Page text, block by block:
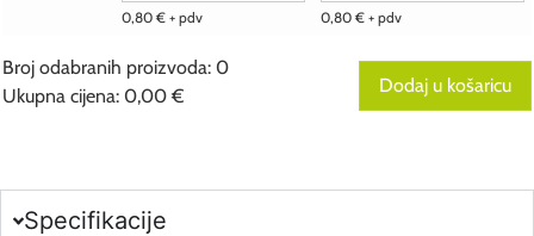
0,80 € + pdv 0,80 € + pdv
Broj odabranih proizvoda: 0
Ukupna cijena: 0,00 €
Your
total
Dodaj u košaricu
Specifikacije